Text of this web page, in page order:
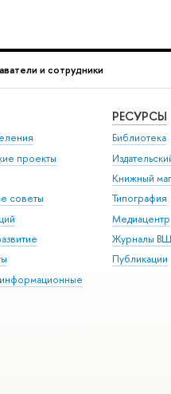
и сотрудники
проекты
советы
РЕСУРСЫ
Библиотека
Книжный
Типография
Медиацентр
Журналы
Публикации